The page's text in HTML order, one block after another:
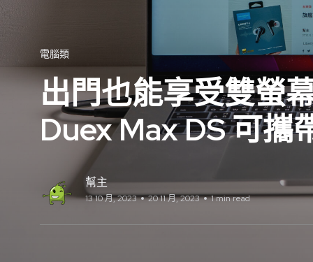
電腦類
出門也能享受雙螢
Duex Max DS 可攜
幫主
13 10 月, 2023 20 11 月, 2023 1 min read